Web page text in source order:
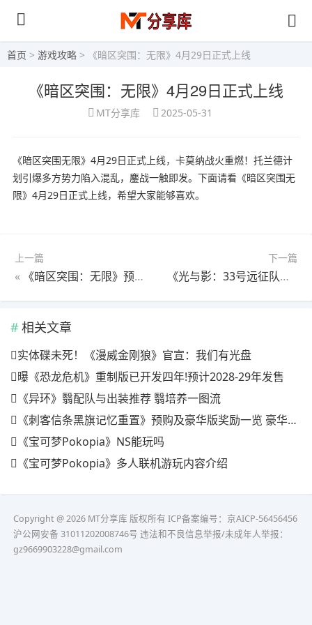
首页 > 游戏攻略 > 《暗区突围：无限》4月29日正式上线
《暗区突围：无限》4月29日正式上线
MT分享库 2025-05-31
《暗区突围无限》4月29日正式上线，卡莫纳战火重燃！托兰德计
划引爆多方势力陷入混乱，鏖战一触即发。下面请看《暗区突围无
限》4月29日正式上线，希望大家能够喜欢。
上一篇
« 《暗区突围：无限》预下载现已开启
下一篇
《光与影：33号远征队》奋力一搏符纹获取
相关文章
实体碟未死！《漫威金刚狼》官宣：我们有光盘
曝《恐龙危机》重制版已开发四年!预计2028-29年发售
《异环》翳配队与出装推荐 翳培养一图流
《刺客信条黑旗记忆重置》预购及豪华版奖励一览 豪华版有什么
《宝可梦Pokopia》NS能玩吗
《宝可梦Pokopia》多人联机游玩内容介绍
Copyright @ 2026 MT分享库 版权所有 ICP备案编号：京AICP-56456456
沪公网安备 31011202008746号 违法和不良信息举报/未成年人举报：
gz9669903228@gmail.com